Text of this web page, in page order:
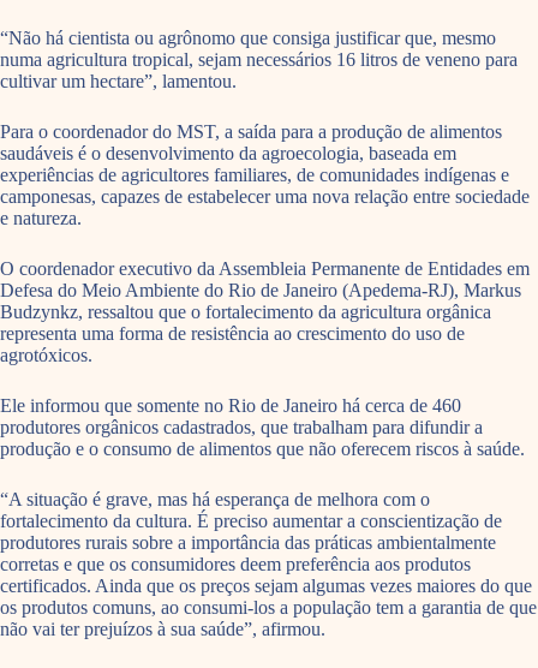
“Não há cientista ou agrônomo que consiga justificar que, mesmo
numa agricultura tropical, sejam necessários 16 litros de veneno para
cultivar um hectare”, lamentou.
Para o coordenador do MST, a saída para a produção de alimentos
saudáveis é o desenvolvimento da agroecologia, baseada em
experiências de agricultores familiares, de comunidades indígenas e
camponesas, capazes de estabelecer uma nova relação entre sociedade
e natureza.
O coordenador executivo da Assembleia Permanente de Entidades em
Defesa do Meio Ambiente do Rio de Janeiro (Apedema-RJ), Markus
Budzynkz, ressaltou que o fortalecimento da agricultura orgânica
representa uma forma de resistência ao crescimento do uso de
agrotóxicos.
Ele informou que somente no Rio de Janeiro há cerca de 460
produtores orgânicos cadastrados, que trabalham para difundir a
produção e o consumo de alimentos que não oferecem riscos à saúde.
“A situação é grave, mas há esperança de melhora com o
fortalecimento da cultura. É preciso aumentar a conscientização de
produtores rurais sobre a importância das práticas ambientalmente
corretas e que os consumidores deem preferência aos produtos
certificados. Ainda que os preços sejam algumas vezes maiores do que
os produtos comuns, ao consumi-los a população tem a garantia de que
não vai ter prejuízos à sua saúde”, afirmou.